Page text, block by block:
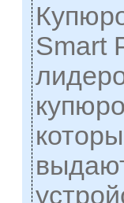
Smart